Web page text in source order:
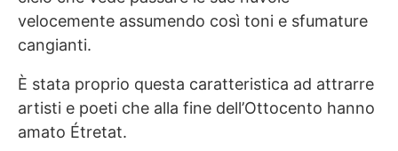
velocemente assumendo così toni e sfumature
cangianti.
È stata proprio questa caratteristica ad attrarre
artisti e poeti che alla fine dell’Ottocento hanno
amato Étretat.